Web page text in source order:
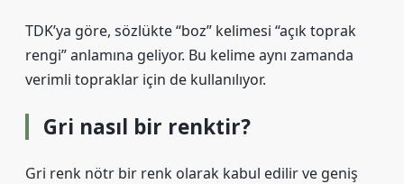
TDK’ya göre, sözlükte “boz” kelimesi “açık toprak
rengi” anlamına geliyor. Bu kelime aynı zamanda
verimli topraklar için de kullanılıyor.
Gri nasıl bir renktir?
Gri renk nötr bir renk olarak kabul edilir ve geniş